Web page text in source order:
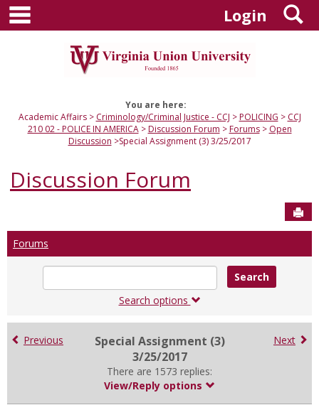
Skip
content
Login
You are here:
Academic Affairs
Criminology/Criminal Justice - CCJ POLICING
CCJ
210 02 - POLICE IN AMERICA
Discussion Forum Forums
Open
Discussion
Special Assignment (3) 3/25/2017
Discussion Forum
Forums
Enter
to
for
in
Search options
Previous
Special Assignment (3)
3/25/2017
There are 1573 replies:
View/Reply options
Next